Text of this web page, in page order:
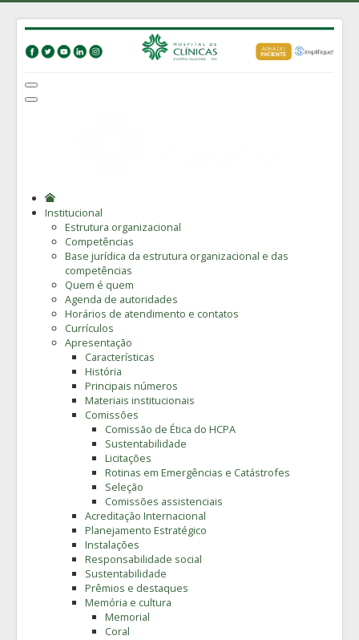
Institucional
Estrutura organizacional
Competências
Base jurídica da estrutura organizacional e das
competências
Quem é quem
Agenda de autoridades
Horários de atendimento e contatos
Currículos
Apresentação
Características
História
Principais números
Materiais institucionais
Comissões
Comissão de Ética do HCPA
Sustentabilidade
Licitações
Rotinas em Emergências e Catástrofes
Seleção
Comissões assistenciais
Acreditação Internacional
Planejamento Estratégico
Instalações
Responsabilidade social
Sustentabilidade
Prêmios e destaques
Memória e cultura
Memorial
Coral